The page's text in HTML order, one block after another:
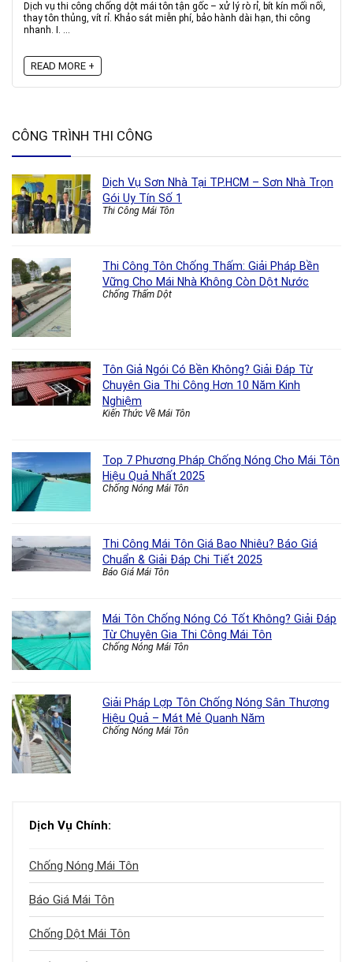
Dịch vụ thi công chống dột mái tôn tận gốc – xử lý rò rỉ, bít kín mối nối,
thay tôn thủng, vít rỉ. Khảo sát miễn phí, bảo hành dài hạn, thi công
nhanh. I. ...
READ MORE +
CÔNG TRÌNH THI CÔNG
Dịch Vụ Sơn Nhà Tại TP.HCM – Sơn Nhà Trọn
Gói Uy Tín Số 1
Thi Công Mái Tôn
Thi Công Tôn Chống Thấm: Giải Pháp Bền
Vững Cho Mái Nhà Không Còn Dột Nước
Chống Thấm Dột
Tôn Giả Ngói Có Bền Không? Giải Đáp Từ
Chuyên Gia Thi Công Hơn 10 Năm Kinh
Nghiệm
Kiến Thức Về Mái Tôn
Top 7 Phương Pháp Chống Nóng Cho Mái Tôn
Hiệu Quả Nhất 2025
Chống Nóng Mái Tôn
Thi Công Mái Tôn Giá Bao Nhiêu? Báo Giá
Chuẩn & Giải Đáp Chi Tiết 2025
Báo Giá Mái Tôn
Mái Tôn Chống Nóng Có Tốt Không? Giải Đáp
Từ Chuyên Gia Thi Công Mái Tôn
Chống Nóng Mái Tôn
Giải Pháp Lợp Tôn Chống Nóng Sân Thượng
Hiệu Quả – Mát Mẻ Quanh Năm
Chống Nóng Mái Tôn
Dịch Vụ Chính:
Chống Nóng Mái Tôn
Báo Giá Mái Tôn
Chống Dột Mái Tôn